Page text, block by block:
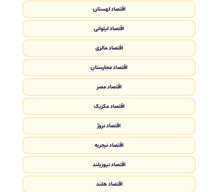
اقتصاد لهستان
اقتصاد لیتوانی
اقتصاد مالزی
اقتصاد مجارستان
اقتصاد مصر
اقتصاد مکزیک
اقتصاد نروژ
اقتصاد نیجریه
اقتصاد نیوزیلند
اقتصاد هلند